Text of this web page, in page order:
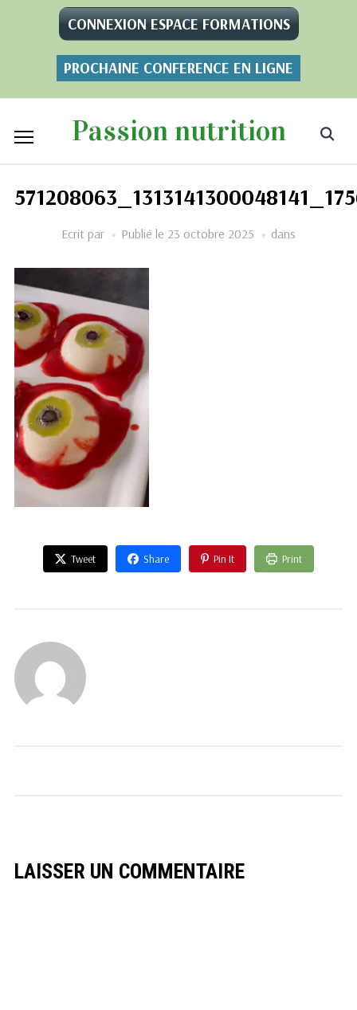
CONNEXION ESPACE FORMATIONS
PROCHAINE CONFERENCE EN LIGNE
Passion nutrition
Ecrit par Publié le 23 octobre 2025 dans
Tweet Share Pin It Print
LAISSER UN COMMENTAIRE